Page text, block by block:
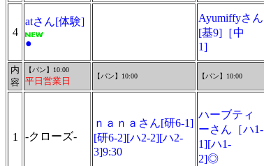
4
atさん[体験]
●
Ayumiffyさん
[基9]［中
1]
内
容
【パン】10:00
平日営業日 【パン】10:00 【パン】10:00
1 -クローズ-
ｎａｎａさん[研6-1]
[研6-2][ハ2-2][ハ2-
3]9:30
ハーブティ
ーさん［ハ1-
1][ハ1-
2]◎